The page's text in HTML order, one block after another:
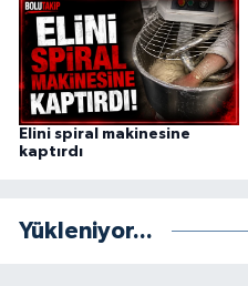
Elini spiral makinesine
kaptırdı
Yükleniyor...